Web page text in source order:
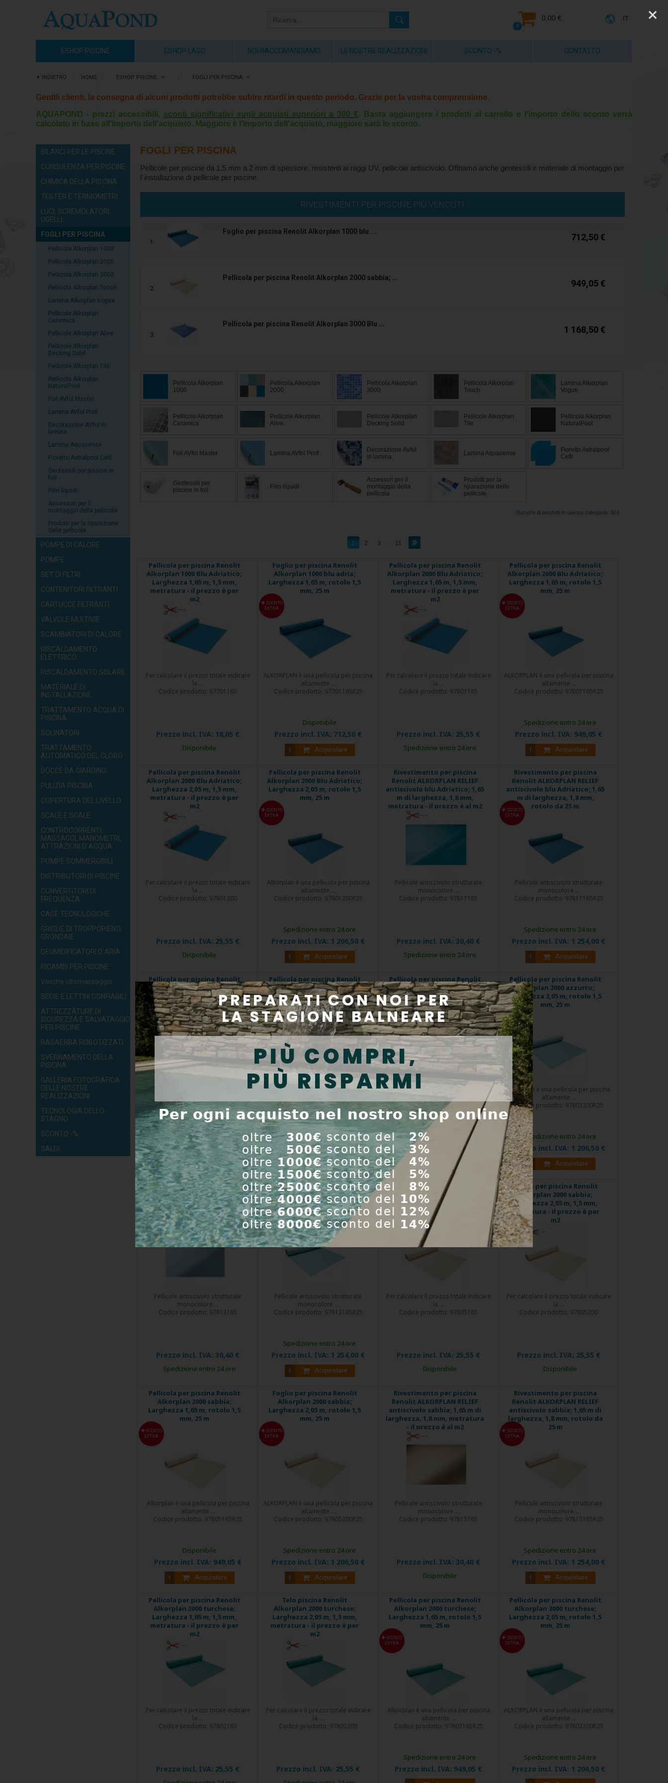
0,00 €
0
IT
ESHOP PISCINE ESHOP LAGO NOI RACCOMANDIAMO LE NOSTRE REALIZZAZIONI SCONTO -% CONTATTO
INDIETRO HOME ESHOP PISCINE FOGLI PER PISCINA
Gentili clienti, la consegna di alcuni prodotti potrebbe subire ritardi in questo periodo. Grazie per la vostra comprensione.
AQUAPOND - prezzi accessibili, sconti significativi sugli acquisti superiori a 300 €. Basta aggiungere i prodotti al carrello e l'importo dello sconto verrà
calcolato in base all'importo dell'acquisto. Maggiore è l'importo dell'acquisto, maggiore sarà lo sconto.
BILANCI PER LE PISCINE
CONSULENZA PER PISCINE
CHIMICA DELLA PISCINA
TESTER E TERMOMETRI
LUCI, SCREMOLATORI,
UGELLI
FOGLI PER PISCINA
Pellicola Alkorplan 1000
Pellicola Alkorplan 2000
Pellicola Alkorplan 3000
Pellicola Alkorplan Touch
Lamina Alkorplan Vogue
Pellicole Alkorplan
Ceramics
Pellicole Alkorplan Alive
Pellicole Alkorplan
Decking Solid
Pellicole Alkorplan Tile
Pellicola Alkorplan
NaturalPool
Foil AVfol Master
Lamina AVfol Profi
Decorazione AVfol in
lamina
Lamina Aquasense
Fioretto Astralpool Cefil
Geotessili per piscine in
foil
Film liquidi
Accessori per il
montaggio della pellicola
Prodotti per la riparazione
delle pellicole
POMPE DI CALORE
POMPE
SET DI FILTRI
CONTENITORI FILTRANTI
CARTUCCE FILTRANTI
VALVOLE MULTIVIE
SCAMBIATORI DI CALORE
RISCALDAMENTO
ELETTRICO
RISCALDAMENTO SOLARE
MATERIALE DI
INSTALLAZIONE
TRATTAMENTO ACQUA DI
PISCINA
SOLINATORI
TRATTAMENTO
AUTOMATICO DEL CLORO
DOCCE DA GIARDINO
PULIZIA PISCINA
COPERTURA DEL LIVELLO
SCALE E SCALE
CONTROCORRENTI,
MASSAGGI, MANOMETRI,
ATTRAZIONI D`ACQUA
POMPE SOMMERGIBILI
DISTRIBUTORI DI PISCINE
CONVERTITORI DI
FREQUENZA
CASE TECNOLOGICHE
GRIGLIE DI TROPPOPIENO,
GRONDAIE
DEUMIDIFICATORI D`ARIA
RICAMBI PER PISCINE
Vasche idromassaggio
SEDIE E LETTINI GONFIABILI
ATTREZZATURE DI
SICUREZZA E SALVATAGGIO
PER PISCINE
RASAERBA ROBOTIZZATI
SVERNAMENTO DELLA
PISCINA
GALLERIA FOTOGRAFICA
DELLE NOSTRE
REALIZZAZIONI
TECNOLOGIA DELLO
STAGNO
SCONTO -%
SALDI
FOGLI PER PISCINA
Pellicole per piscine da 1,5 mm a 2 mm di spessore, resistenti ai raggi UV, pellicole antiscivolo. Offriamo anche geotessili e materiale di montaggio per
l`installazione di pellicole per piscine.
RIVESTIMENTI PER PISCINE PIÙ VENDUTI
1.
Foglio per piscina Renolit Alkorplan 1000 blu ...
712,50 €
2.
Pellicola per piscina Renolit Alkorplan 2000 sabbia; ...
949,05 €
3.
Pellicola per piscina Renolit Alkorplan 3000 Blu ...
1 168,50 €
Pellicola Alkorplan
1000
Pellicola Alkorplan
2000
Pellicola Alkorplan
3000
Pellicola Alkorplan
Touch
Lamina Alkorplan
Vogue
Pellicole Alkorplan
Ceramics
Pellicole Alkorplan
Alive
Pellicole Alkorplan
Decking Solid
Pellicole Alkorplan
Tile
Pellicola Alkorplan
NaturalPool
Foil AVfol Master Lamina AVfol Profi
Decorazione AVfol
in lamina
Lamina Aquasense
Fioretto Astralpool
Cefil
Geotessili per
piscine in foil
Film liquidi
Accessori per il
montaggio della
pellicola
Prodotti per la
riparazione delle
pellicole
Numero di prodotti in questa categoria: 364
1 2 3 11
Pellicola per piscina Renolit
Alkorplan 1000 Blu Adriatico;
Larghezza 1,65 m, 1,5 mm,
metratura - il prezzo è per
m2
Per calcolare il prezzo totale indicare
la ...
Codice prodotto: 97701165
Prezzo incl. IVA: 18,05 €
Disponibile
Foglio per piscina Renolit
Alkorplan 1000 blu adria;
Larghezza 1,65 m, rotolo 1,5
mm, 25 m
SCONTO
EXTRA
ALKORPLAN è una pellicola per piscina
altamente ...
Codice prodotto: 97701165R25
Prezzo incl. IVA: 712,50 €
Acquistare
Disponibile
Pellicola per piscina Renolit
Alkorplan 2000 Blu Adriatico;
Larghezza 1,65 m, 1,5 mm,
metratura - il prezzo è per
m2
Per calcolare il prezzo totale indicare
la ...
Codice prodotto: 97801165
Prezzo incl. IVA: 25,55 €
Spedizione entro 24 ore
Pellicola per piscina Renolit
Alkorplan 2000 Blu Adriatico;
Larghezza 1,65 m, rotolo 1,5
mm, 25 m
SCONTO
EXTRA
ALKORPLAN è una pellicola per piscina
altamente ...
Codice prodotto: 97801165R25
Prezzo incl. IVA: 949,05 €
Acquistare
Spedizione entro 24 ore
Pellicola per piscina Renolit
Alkorplan 2000 Blu Adriatico;
Larghezza 2,05 m, 1,5 mm,
metratura - il prezzo è per
m2
Per calcolare il prezzo totale indicare
la ...
Codice prodotto: 97801200
Prezzo incl. IVA: 25,55 €
Disponibile
Pellicola per piscina Renolit
Alkorplan 2000 Blu Adriatico;
Larghezza 2,05 m, rotolo 1,5
mm, 25 m
SCONTO
EXTRA
Alkorplan è una pellicola per piscina
altamente ...
Codice prodotto: 97801200R25
Prezzo incl. IVA: 1 206,50 €
Acquistare
Spedizione entro 24 ore
Rivestimento per piscina
Renolit ALKORPLAN RELIEF
antiscivolo blu Adriatico; 1,65
m di larghezza, 1,8 mm,
metratura - il prezzo è al m2
Pellicole antiscivolo strutturate
monocolore ...
Codice prodotto: 97811165
Prezzo incl. IVA: 30,40 €
Spedizione entro 24 ore
Rivestimento per piscina
Renolit ALKORPLAN RELIEF
antiscivolo blu Adriatico; 1,65
m di larghezza, 1,8 mm,
rotolo da 25 m
SCONTO
EXTRA
Pellicole antiscivolo strutturate
monocolore ...
Codice prodotto: 97811165R25
Prezzo incl. IVA: 1 254,00 €
Acquistare
Spedizione entro 24 ore
Pellicola per piscina Renolit
Alkorplan 2000 azzurro;
Larghezza 1,65 m, 1,5 mm,
metratura - il prezzo è per
m2
Per calcolare il prezzo totale indicare
Codice prodotto:
97803165
Prezzo incl. IVA: 25,55 €
Spedizione entro 24 ore
Pellicola per piscina Renolit
Alkorplan 2000 azzurro;
Larghezza 2,05 m, 1,5 mm,
metratura - il prezzo è per
m2
Per calcolare il prezzo totale indicare
Codice prodotto: 97803200
Prezzo incl. IVA:25,55 €
Spedizione entro 24 ore
Pellicola per piscina Renolit
Alkorplan 2000 azzurro;
Larghezza 1,65 m, rotolo 1,5
mm, 25 m
SCONTO
EXTRA
Alkorplan è una pellicola per piscina
altamente ...
Codice prodotto: 97803165R25
Prezzo incl. IVA: 949,05 €
Acquistare
Spedizione entro 24 ore
Pellicola per piscina Renolit
Alkorplan 2000 azzurro;
Larghezza 2,05 m, rotolo 1,5
mm, 25 m
SCONTO
EXTRA
Alkorplan è una pellicola per piscina
altamente ...
Codice prodotto: 97803200R25
Prezzo incl. IVA: 1 206,50 €
Acquistare
Spedizione entro 24 ore
Rivestimento per piscina
Renolit ALKORPLAN RELIEF
antiscivolo azzurro; 1,65 m di
larghezza, 1,8 mm, metratura
- il prezzo è al m2
Pellicole antiscivolo strutturate
monocolore ...
Codice prodotto: 97813165
Prezzo incl. IVA: 30,40 €
Spedizione entro 24 ore
Rivestimento per piscina
Renolit ALKORPLAN RELIEF
antiscivolo azzurro; 1,65 m di
larghezza, 1,8 mm, rotolo da
25 m
SCONTO
EXTRA
Pellicole antiscivolo strutturate
monocolore ...
Codice prodotto: 97813165R25
Prezzo incl. IVA: 1 254,00 €
Acquistare
Spedizione entro 24 ore
Foglio per piscina Renolit
Alkorplan 2000 sabbia;
Larghezza 1,65 m, 1,5 mm,
metratura - il prezzo è per
m2
Per calcolare il prezzo totale indicare
la ...
Codice prodotto: 97805165
Prezzo incl. IVA: 25,55 €
Disponibile
Foglio per piscina Renolit
Alkorplan 2000 sabbia;
Larghezza 2,05 m, 1,5 mm,
metratura - il prezzo è per
m2
Per calcolare il prezzo totale indicare
la ...
Codice prodotto: 97805200
Prezzo incl. IVA: 25,55 €
Disponibile
Pellicola per piscina Renolit
Alkorplan 2000 sabbia;
Larghezza 1,65 m, rotolo 1,5
mm, 25 m
SCONTO
EXTRA
Alkorplan è una pellicola per piscina
altamente ...
Codice prodotto: 97805165R25
Prezzo incl. IVA: 949,05 €
Acquistare
Disponibile
Foglio per piscina Renolit
Alkorplan 2000 sabbia;
Larghezza 2,05 m, rotolo 1,5
mm, 25 m
SCONTO
EXTRA
ALKORPLAN è una pellicola per piscina
altamente ...
Codice prodotto: 97805200R25
Prezzo incl. IVA: 1 206,50 €
Acquistare
Spedizione entro 24 ore
Rivestimento per piscina
Renolit ALKORPLAN RELIEF
antiscivolo sabbia; 1,65 m di
larghezza, 1,8 mm, metratura
- il prezzo è al m2
Pellicole antiscivolo strutturate
monocolore ...
Codice prodotto: 97815165
Prezzo incl. IVA: 30,40 €
Disponibile
Rivestimento per piscina
Renolit ALKORPLAN RELIEF
antiscivolo sabbia; 1,65 m di
larghezza, 1,8 mm, rotolo da
25 m
SCONTO
EXTRA
Pellicole antiscivolo strutturate
monocolore ...
Codice prodotto: 97815165R25
Prezzo incl. IVA: 1 254,00 €
Acquistare
Spedizione entro 24 ore
Pellicola per piscina Renolit
Alkorplan 2000 turchese;
Larghezza 1,65 m, 1,5 mm,
metratura - il prezzo è per
m2
Per calcolare il prezzo totale indicare
la ...
Codice prodotto: 97802165
Prezzo incl. IVA: 25,55 €
Telo piscina Renolit
Alkorplan 2000 turchese;
Larghezza 2,05 m, 1,5 mm,
metratura - il prezzo è per
m2
Per calcolare il prezzo totale indicare
la ...
Codice prodotto: 97802200
Prezzo incl. IVA: 25,55 €
Pellicola per piscina Renolit
Alkorplan 2000 turchese;
Larghezza 1,65 m, rotolo 1,5
mm, 25 m
SCONTO
EXTRA
Alkorplan è una pellicola per piscina
altamente ...
Codice prodotto: 97802165R25
Prezzo incl. IVA: 949,05 €
Spedizione entro 24 ore
Pellicola per piscina Renolit
Alkorplan 2000 turchese;
Larghezza 2,05 m, rotolo 1,5
mm, 25 m
SCONTO
EXTRA
ALKORPLAN è una pellicola per piscina
altamente ...
Codice prodotto: 97802200R25
Prezzo incl. IVA: 1 206,50 €
Spedizione entro 24 ore